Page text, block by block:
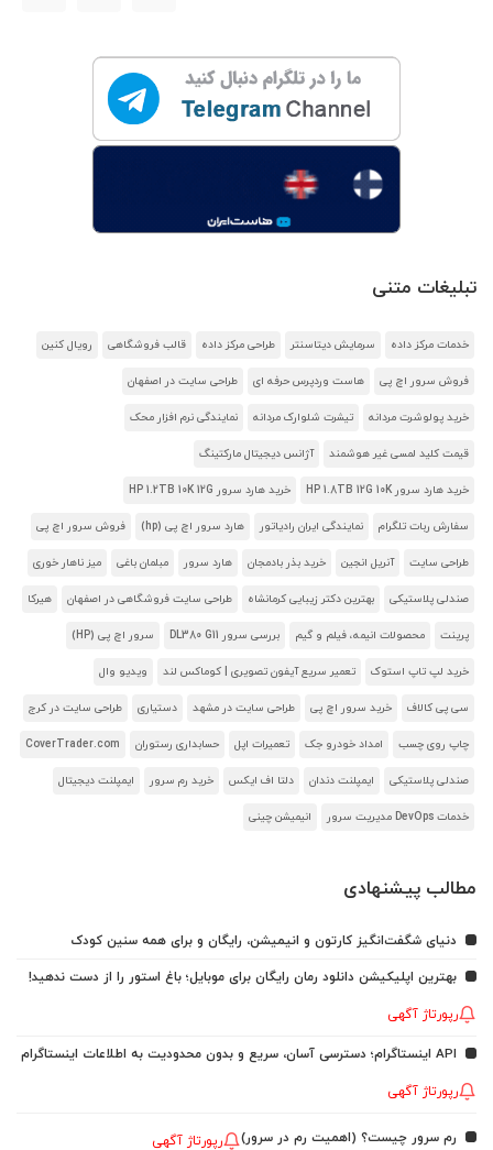
تبلیغات متنی
خدمات مرکز داده سرمایش دیتاسنتر طراحی مرکز داده قالب فروشگاهی رویال کنین
فروش سرور اچ پی هاست وردپرس حرفه ای طراحی سایت در اصفهان
خرید پولوشرت مردانه تیشرت شلوارک مردانه نمایندگی نرم افزار محک
قیمت کلید لمسی غیر هوشمند آژانس دیجیتال مارکتینگ
خرید هارد سرور HP 1.8TB 12G 10K خرید هارد سرور HP 1.2TB 10K 12G
سفارش ربات تلگرام نمایندگی ایران رادیاتور هارد سرور اچ پی (hp) فروش سرور اچ پی
طراحی سایت آنریل انجین خرید بذر بادمجان هارد سرور مبلمان باغی میز ناهار خوری
صندلی پلاستیکی بهترین دکتر زیبایی کرمانشاه طراحی سایت فروشگاهی در اصفهان هیرکا
پرینت محصولات انیمه، فیلم و گیم بررسی سرور DL380 G11 سرور اچ پی (HP)
خرید لپ تاپ استوک تعمیر سریع آیفون تصویری | کوماکس لند ویدیو وال
سی پی کالاف خرید سرور اچ پی طراحی سایت در مشهد دستیاری طراحی سایت در کرج
چاپ روی چسب امداد خودرو جک تعمیرات اپل حسابداری رستوران CoverTrader.com
صندلی پلاستیکی ایمپلنت دندان دلتا اف ایکس خرید رم سرور ایمپلنت دیجیتال
خدمات DevOps مدیریت سرور انیمیشن چینی
مطالب پیشنهادی
دنیای شگفت‌انگیز کارتون و انیمیشن، رایگان و برای همه سنین کودک
بهترین اپلیکیشن دانلود رمان رایگان برای موبایل؛ باغ استور را از دست ندهید!
رپورتاژ آگهی
API اینستاگرام؛ دسترسی آسان، سریع و بدون محدودیت به اطلاعات اینستاگرام
رپورتاژ آگهی
رم سرور چیست؟ (اهمیت رم در سرور) رپورتاژ آگهی